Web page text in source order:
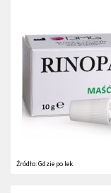
Źródło:Gdzie po lek